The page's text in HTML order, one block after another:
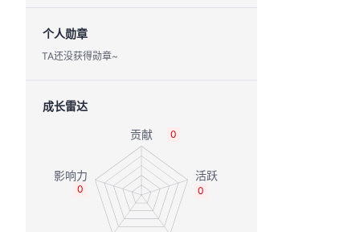
个人勋章
TA还没获得勋章~
成长雷达
0
0
0